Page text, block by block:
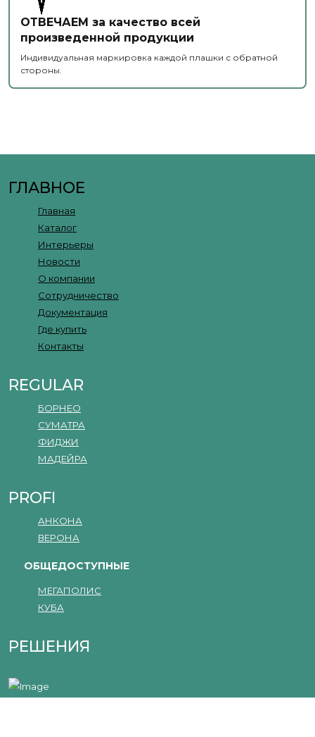
ОТВЕЧАЕМ за качество всей
произведенной продукции
Индивидуальная маркировка каждой плашки с обратной
стороны.
ГЛАВНОЕ
Главная
Каталог
Интерьеры
Новости
О компании
Сотрудничество
Документация
Где купить
Контакты
REGULAR
БОРНЕО
СУМАТРА
ФИДЖИ
МАДЕЙРА
PROFI
АНКОНА
ВЕРОНА
ОБЩЕДОСТУПНЫЕ
МЕГАПОЛИС
КУБА
РЕШЕНИЯ